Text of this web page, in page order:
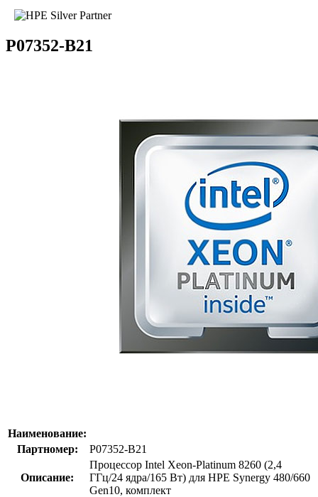
P07352-B21
Наименование:
Партномер:
P07352-B21
Описание:
Процессор Intel Xeon-Platinum 8260 (2,4
ГГц/24 ядра/165 Вт) для HPE Synergy 480/660
Gen10, комплект